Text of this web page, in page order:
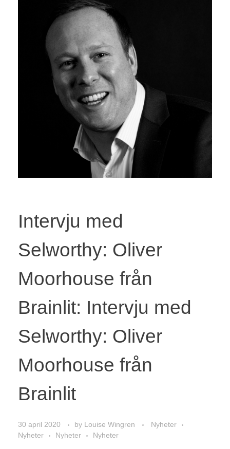
Intervju med
Selworthy: Oliver
Moorhouse från
Brainlit: Intervju med
Selworthy: Oliver
Moorhouse från
Brainlit
30 april 2020 by Louise Wingren
Nyheter
Nyheter
Nyheter Nyheter